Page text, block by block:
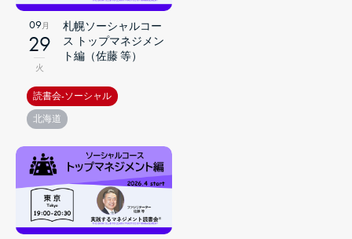
09月
29
火
札幌ソーシャルコー
ス トップマネジメン
ト編（佐藤 等）
読書会-ソーシャル
北海道